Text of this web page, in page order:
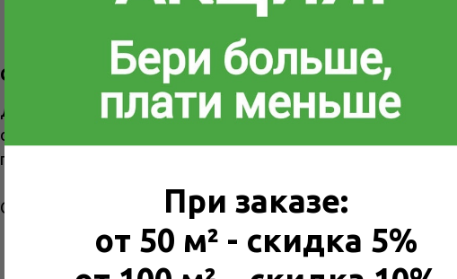
С наших складов по городу
Доставка по городам Москва, Санкт-Петербург, Казань с
осуществляется водителем-экспедитором на автомобиле
подобное).
Стоимость доставки для каждого города уточняйте у
При заказе:
от 50 м² - скидка 5%